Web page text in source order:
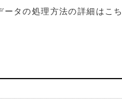
ータの処理方法の詳細はこち